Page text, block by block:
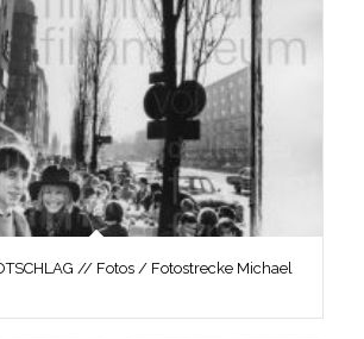
// Fotos / Fotostrecke Michael